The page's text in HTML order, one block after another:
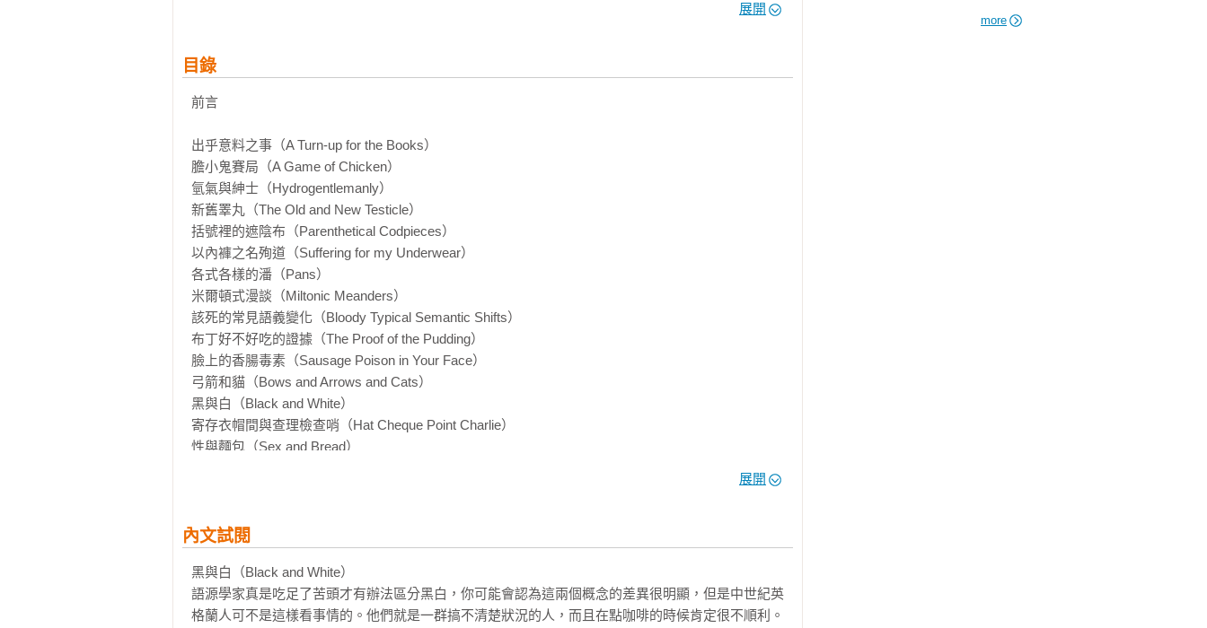
more
個個乍看孤立的詞彙重新串起連結，變得鮮活立體、脈絡清晰。著名的Collins大字典在出版新版時特
◊幽默跳躍的故事，趣味發散的測驗
詞彙不是躺在辭典之內，生硬無趣得讓所有英語學習者困擾的東西。佛賽斯把本書變成無止境的探究
跳躍與檢視固然是最輕鬆愉快的體驗，讀得手癢了，還可以先拿書末的趣味字源測驗來試試身手，闔
上書也許就能來場自己發起的探索。
無論你是——
在校躲不開英語課的學子
被檢定考困擾，整天擔心詞彙量不足的英語學習者
對語言和文化表現感到好奇的雜學家
……都請帶著輕鬆愉悅的心態，踏上這段既追本溯源、也綿延外展的漫步。
■ 堪稱是詞彙的Facebook！你不知不覺就會看上一小時。
——芝加哥論壇報
■ 哎……這本書真是讓人上癮！
——泰晤士報
■ 這本書竟能解釋唐培里儂香檳王和希特勒傳記的關聯。除了說它是耶誕佳節餽贈的絕佳禮品，你還能
怎麼形容？
——觀察家日報
展開
目錄
前言
出乎意料之事（A Turn-up for the Books）
膽小鬼賽局（A Game of Chicken）
氫氣與紳士（Hydrogentlemanly）
新舊睪丸（The Old and New Testicle）
括號裡的遮陰布（Parenthetical Codpieces）
以內褲之名殉道（Suffering for my Underwear）
各式各樣的潘（Pans）
米爾頓式漫談（Miltonic Meanders）
該死的常見語義變化（Bloody Typical Semantic Shifts）
布丁好不好吃的證據（The Proof of the Pudding）
臉上的香腸毒素（Sausage Poison in Your Face）
弓箭和貓（Bows and Arrows and Cats）
黑與白（Black and White）
寄存衣帽間與查理檢查哨（Hat Cheque Point Charlie）
性與麵包（Sex and Bread）
侮辱人的食物（Insulting Foods）
世界各地的蝴蝶（Butterflies of the World）
精神分析與釋放蝴蝶（Psychoanalysis and the Release of the Butterfly）
語言中的反派（The Villains of the Language）
展開
內文試閱
黑與白（Black and White）
語源學家真是吃足了苦頭才有辦法區分黑白，你可能會認為這兩個概念的差異很明顯，但是中世紀英
格蘭人可不是這樣看事情的。他們就是一群搞不清楚狀況的人，而且在點咖啡的時候肯定很不順利。